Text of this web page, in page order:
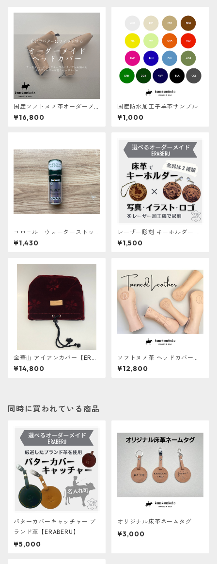
国産ソフトヌメ革オーダーメ
イドパターカバー【ERABER
U】
¥16,800
国産防水加工子羊革サンプル
¥1,000
コロニル ウォーターストッ
プ 100ml 防水スプレー
¥1,430
レーザー彫刻 キーホルダー 床
革【ERABERU】
¥1,500
金華山 アイアンカバー【ERAB
ERU】
¥14,800
ソフトヌメ革 ヘッドカバー【E
RABERU】
¥12,800
同時に買われている商品
パターカバーキャッチャー ブ
ランド革【ERABERU】
¥5,000
オリジナル床革ネームタグ
¥3,000